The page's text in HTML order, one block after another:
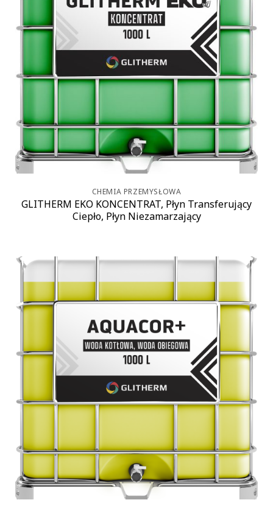
CHEMIA PRZEMYSŁOWA
GLITHERM EKO KONCENTRAT, Płyn Transferujący
Ciepło, Płyn Niezamarzający